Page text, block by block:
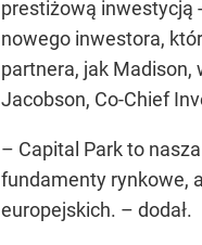
prestiżową inwestycją
nowego inwestora,
partnera, jak
Jacobson, Co-Chief
– Capital Park to
fundamenty rynkowe,
europejskich. – dodał.